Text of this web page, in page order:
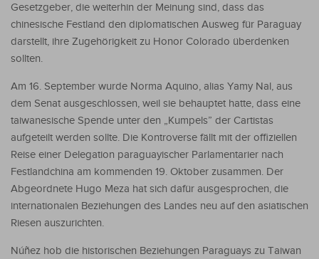
Gesetzgeber, die weiterhin der Meinung sind, dass das
chinesische Festland den diplomatischen Ausweg für Paraguay
darstellt, ihre Zugehörigkeit zu Honor Colorado überdenken
sollten.
Am 16. September wurde Norma Aquino, alias Yamy Nal, aus
dem Senat ausgeschlossen, weil sie behauptet hatte, dass eine
taiwanesische Spende unter den „Kumpels” der Cartistas
aufgeteilt werden sollte. Die Kontroverse fällt mit der offiziellen
Reise einer Delegation paraguayischer Parlamentarier nach
Festlandchina am kommenden 19. Oktober zusammen. Der
Abgeordnete Hugo Meza hat sich dafür ausgesprochen, die
internationalen Beziehungen des Landes neu auf den asiatischen
Riesen auszurichten.
Núñez hob die historischen Beziehungen Paraguays zu Taiwan